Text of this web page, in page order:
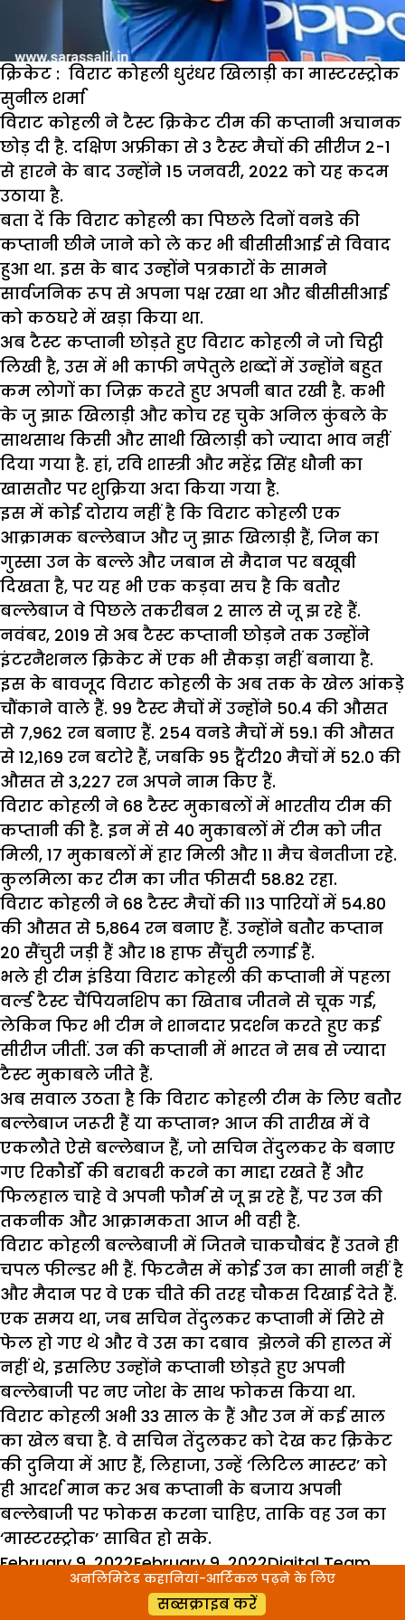
क्रिकेट : विराट कोहली धुरंधर खिलाड़ी का मास्टरस्ट्रोक
सुनील शर्मा
विराट कोहली ने टैस्ट क्रिकेट टीम की कप्तानी अचानक
छोड़ दी है. दक्षिण अफ्रीका से 3 टैस्ट मैचों की सीरीज 2-1
से हारने के बाद उन्होंने 15 जनवरी, 2022 को यह कदम
उठाया है.
बता दें कि विराट कोहली का पिछले दिनों वनडे की
कप्तानी छीने जाने को ले कर भी बीसीसीआई से विवाद
हुआ था. इस के बाद उन्होंने पत्रकारों के सामने
सार्वजनिक रूप से अपना पक्ष रखा था और बीसीसीआई
को कठघरे में खड़ा किया था.
अब टैस्ट कप्तानी छोड़ते हुए विराट कोहली ने जो चिट्ठी
लिखी है, उस में भी काफी नपेतुले शब्दों में उन्होंने बहुत
कम लोगों का जिक्र करते हुए अपनी बात रखी है. कभी
के जु झारू खिलाड़ी और कोच रह चुके अनिल कुंबले के
साथसाथ किसी और साथी खिलाड़ी को ज्यादा भाव नहीं
दिया गया है. हां, रवि शास्त्री और महेंद्र सिंह धौनी का
खासतौर पर शुक्रिया अदा किया गया है.
इस में कोई दोराय नहीं है कि विराट कोहली एक
आक्रामक बल्लेबाज और जु झारू खिलाड़ी हैं, जिन का
गुस्सा उन के बल्ले और जबान से मैदान पर बखूबी
दिखता है, पर यह भी एक कड़वा सच है कि बतौर
बल्लेबाज वे पिछले तकरीबन 2 साल से जू झ रहे हैं.
नवंबर, 2019 से अब टैस्ट कप्तानी छोड़ने तक उन्होंने
इंटरनैशनल क्रिकेट में एक भी सैकड़ा नहीं बनाया है.
इस के बावजूद विराट कोहली के अब तक के खेल आंकड़े
चौंकाने वाले हैं. 99 टैस्ट मैचों में उन्होंने 50.4 की औसत
से 7,962 रन बनाए हैं. 254 वनडे मैचों में 59.1 की औसत
से 12,169 रन बटोरे हैं, जबकि 95 ट्वैंटी20 मैचों में 52.0 की
औसत से 3,227 रन अपने नाम किए हैं.
विराट कोहली ने 68 टैस्ट मुकाबलों में भारतीय टीम की
कप्तानी की है. इन में से 40 मुकाबलों में टीम को जीत
मिली, 17 मुकाबलों में हार मिली और 11 मैच बेनतीजा रहे.
कुलमिला कर टीम का जीत फीसदी 58.82 रहा.
विराट कोहली ने 68 टैस्ट मैचों की 113 पारियों में 54.80
की औसत से 5,864 रन बनाए हैं. उन्होंने बतौर कप्तान
20 सैंचुरी जड़ी हैं और 18 हाफ सैंचुरी लगाई हैं.
भले ही टीम इंडिया विराट कोहली की कप्तानी में पहला
वर्ल्ड टैस्ट चैंपियनशिप का खिताब जीतने से चूक गई,
लेकिन फिर भी टीम ने शानदार प्रदर्शन करते हुए कई
सीरीज जीतीं. उन की कप्तानी में भारत ने सब से ज्यादा
टैस्ट मुकाबले जीते हैं.
अब सवाल उठता है कि विराट कोहली टीम के लिए बतौर
बल्लेबाज जरूरी हैं या कप्तान? आज की तारीख में वे
एकलौते ऐसे बल्लेबाज हैं, जो सचिन तेंदुलकर के बनाए
गए रिकौर्डों की बराबरी करने का माद्दा रखते हैं और
फिलहाल चाहे वे अपनी फौर्म से जू झ रहे हैं, पर उन की
तकनीक और आक्रामकता आज भी वही है.
विराट कोहली बल्लेबाजी में जितने चाकचौबंद हैं उतने ही
चपल फील्डर भी हैं. फिटनैस में कोई उन का सानी नहीं है
और मैदान पर वे एक चीते की तरह चौकस दिखाई देते हैं.
एक समय था, जब सचिन तेंदुलकर कप्तानी में सिरे से
फेल हो गए थे और वे उस का दबाव झेलने की हालत में
नहीं थे, इसलिए उन्होंने कप्तानी छोड़ते हुए अपनी
बल्लेबाजी पर नए जोश के साथ फोकस किया था.
विराट कोहली अभी 33 साल के हैं और उन में कई साल
का खेल बचा है. वे सचिन तेंदुलकर को देख कर क्रिकेट
की दुनिया में आए हैं, लिहाजा, उन्हें ‘लिटिल मास्टर’ को
ही आदर्श मान कर अब कप्तानी के बजाय अपनी
बल्लेबाजी पर फोकस करना चाहिए, ताकि वह उन का
‘मास्टरस्ट्रोक’ साबित हो सके.
Posted
February 9, 2022February 9, 2022Author
Digital Team
Tags
current social issues,Indian Cricket Team
indian team test match score
अनलिमिटेड कहानियां-आर्टिकल पढ़ने के लिए
सब्सक्राइब करें